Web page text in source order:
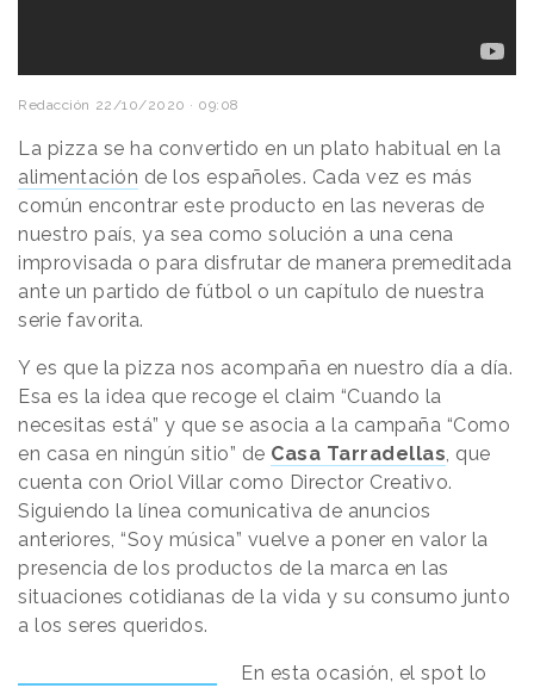
Redacción 22/10/2020 · 09:08
La pizza se ha convertido en un plato habitual en la
alimentación de los españoles. Cada vez es más
común encontrar este producto en las neveras de
nuestro país, ya sea como solución a una cena
improvisada o para disfrutar de manera premeditada
ante un partido de fútbol o un capítulo de nuestra
serie favorita.
Y es que la pizza nos acompaña en nuestro día a día.
Esa es la idea que recoge el claim “Cuando la
necesitas está” y que se asocia a la campaña “Como
en casa en ningún sitio” de Casa Tarradellas, que
cuenta con Oriol Villar como Director Creativo.
Siguiendo la línea comunicativa de anuncios
anteriores, “Soy música” vuelve a poner en valor la
presencia de los productos de la marca en las
situaciones cotidianas de la vida y su consumo junto
a los seres queridos.
En esta ocasión, el spot lo